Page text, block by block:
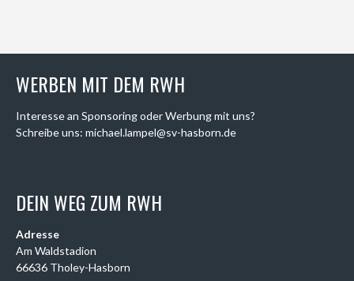
WERBEN MIT DEM RWH
Interesse an Sponsoring oder Werbung mit uns?
Schreibe uns: michael.lampel@sv-hasborn.de
DEIN WEG ZUM RWH
Adresse
Am Waldstadion
66636 Tholey-Hasborn